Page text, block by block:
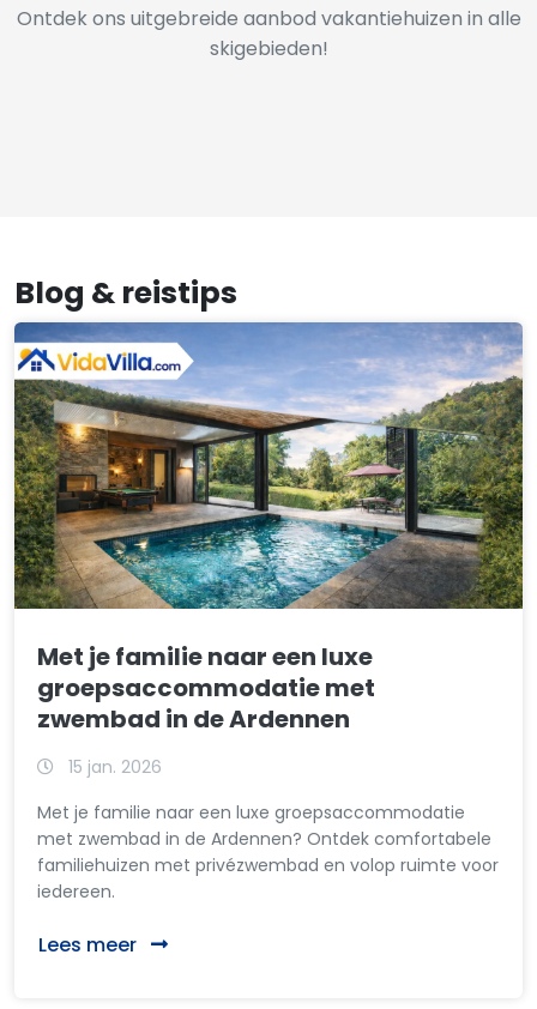
Ontdek ons uitgebreide aanbod vakantiehuizen in alle
skigebieden!
Blog & reistips
Met je familie naar een luxe
groepsaccommodatie met
zwembad in de Ardennen
15 jan. 2026
Met je familie naar een luxe groepsaccommodatie
met zwembad in de Ardennen? Ontdek comfortabele
familiehuizen met privézwembad en volop ruimte voor
iedereen.
Lees meer